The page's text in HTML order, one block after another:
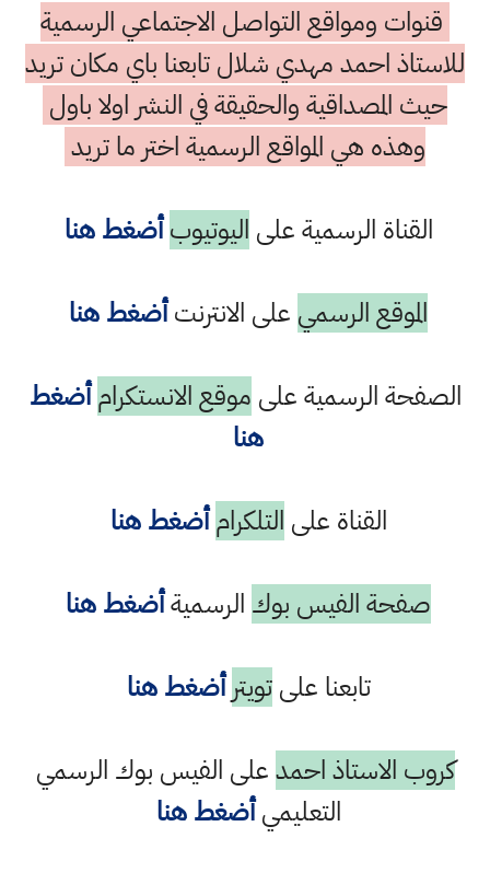
قنوات ومواقع التواصل الاجتماعي الرسمية
للاستاذ احمد مهدي شلال تابعنا باي مكان تريد
حيث المصداقية والحقيقة في النشر اولا باول
وهذه هي المواقع الرسمية اختر ما تريد
القناة الرسمية على اليوتيوب أضغط هنا
الموقع الرسمي على الانترنتأضغط هنا
الصفحة الرسمية على موقع الانستكرام أضغط
هنا
القناة على التلكرام أضغط هنا
صفحة الفيس بوك الرسميةأضغط هنا
تابعنا علىتويتر أضغط هنا
كروب الاستاذ احمدعلى الفيس بوك الرسمي
التعليميأضغط هنا